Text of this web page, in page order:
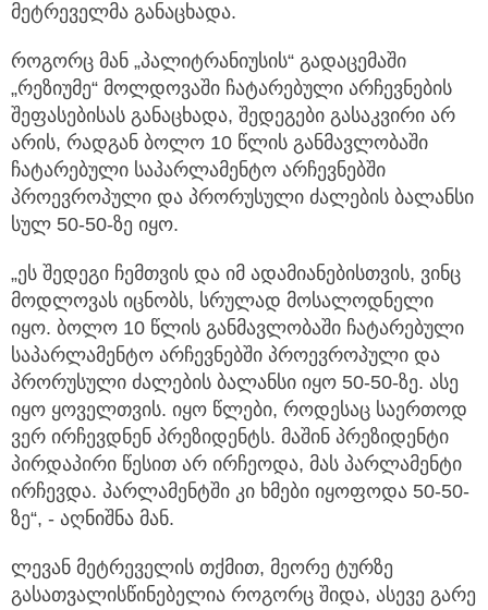
მეტრეველმა განაცხადა.
როგორც მან „პალიტრანიუსის“ გადაცემაში
„რეზიუმე“ მოლდოვაში ჩატარებული არჩევნების
შეფასებისას განაცხადა, შედეგები გასაკვირი არ
არის, რადგან ბოლო 10 წლის განმავლობაში
ჩატარებული საპარლამენტო არჩევნებში
პროევროპული და პრორუსული ძალების ბალანსი
სულ 50-50-ზე იყო.
„ეს შედეგი ჩემთვის და იმ ადამიანებისთვის, ვინც
მოდლოვას იცნობს, სრულად მოსალოდნელი
იყო. ბოლო 10 წლის განმავლობაში ჩატარებული
საპარლამენტო არჩევნებში პროევროპული და
პრორუსული ძალების ბალანსი იყო 50-50-ზე. ასე
იყო ყოველთვის. იყო წლები, როდესაც საერთოდ
ვერ ირჩევდნენ პრეზიდენტს. მაშინ პრეზიდენტი
პირდაპირი წესით არ ირჩეოდა, მას პარლამენტი
ირჩევდა. პარლამენტში კი ხმები იყოფოდა 50-50-
ზე“, - აღნიშნა მან.
ლევან მეტრეველის თქმით, მეორე ტურზე
გასათვალისწინებელია როგორც შიდა, ასევე გარე